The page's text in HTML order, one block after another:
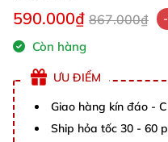
590.000₫ 867.000₫
Còn hàng
ƯU ĐIỂM
Giao hàng kín đáo -
Ship hỏa tốc 30 - 60